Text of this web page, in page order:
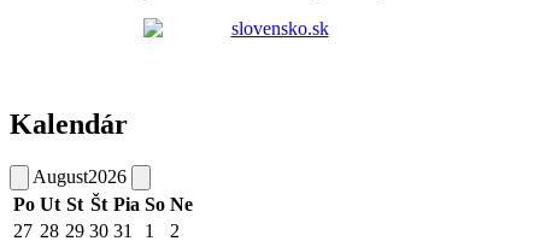
Kalendár
August2026
Po Ut St Št Pia So Ne
27 28 29 30 31 1
2